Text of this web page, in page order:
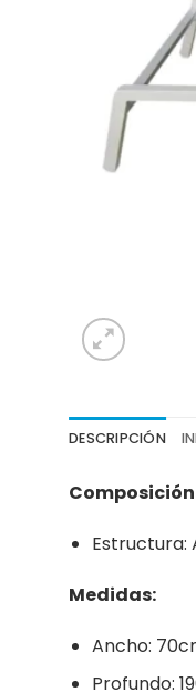
DESCRIPCIÓN
Estructura:
Medidas:
Ancho:
Profundo: